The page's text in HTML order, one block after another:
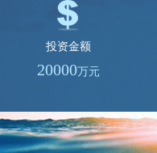
投资金额
20000万元